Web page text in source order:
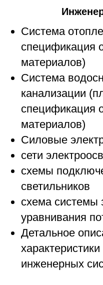
Система
спецификация
материалов)
Система
канализации
спецификация
материалов)
Силовые
сети
схемы
светильников
схема системы
уравнивания
Детальное
инженерных